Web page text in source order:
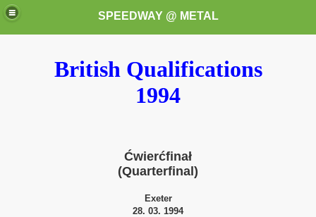
SPEEDWAY @ METAL
British Qualifications
1994
Ćwierćfinał
(Quarterfinal)
Exeter
28. 03. 1994
these speedway programms)
(My speedway programmes to exchange or sale)